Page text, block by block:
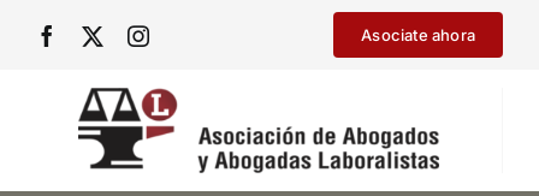
Asociate ahora